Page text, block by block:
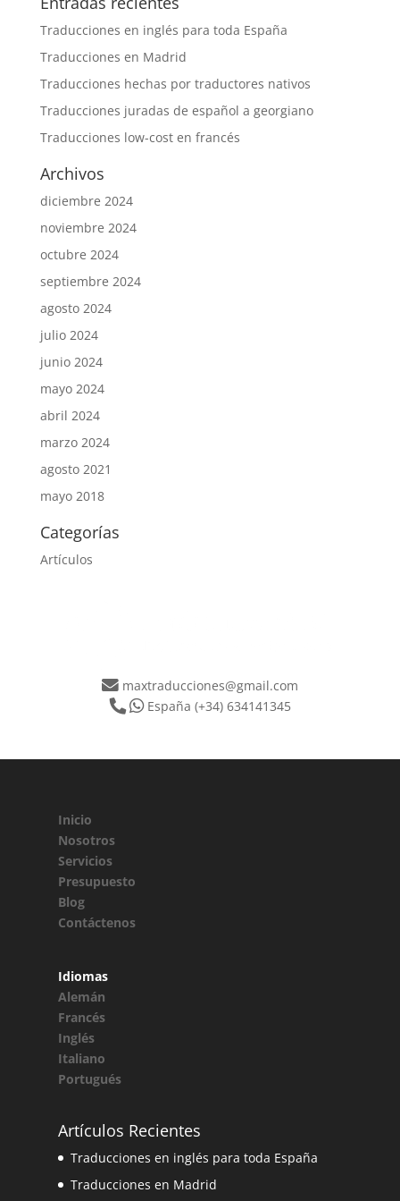
Traducciones en inglés para toda España
Traducciones en Madrid
Traducciones hechas por traductores nativos
Traducciones juradas de español a georgiano
Traducciones low-cost en francés
Archivos
diciembre 2024
noviembre 2024
octubre 2024
septiembre 2024
agosto 2024
julio 2024
junio 2024
mayo 2024
abril 2024
marzo 2024
agosto 2021
mayo 2018
Categorías
Artículos
maxtraducciones@gmail.com
España (+34) 634141345
Inicio
Nosotros
Servicios
Presupuesto
Blog
Contáctenos
Idiomas
Alemán
Francés
Inglés
Italiano
Portugués
Artículos Recientes
Traducciones en inglés para toda España
Traducciones en Madrid